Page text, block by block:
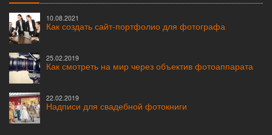
10.08.2021
Как создать сайт-портфолио для фотографа
25.02.2019
Как смотреть на мир через объектив фотоаппарата
22.02.2019
Надписи для свадебной фотокниги